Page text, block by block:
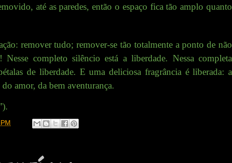
até as paredes, então o espaço fica tão amplo quanto
remover tudo; remover-se tão totalmente a ponto de não
completo silêncio está a liberdade. Nessa completa
de liberdade. E uma deliciosa fragrância é liberada: a
amor, da bem aventurança.